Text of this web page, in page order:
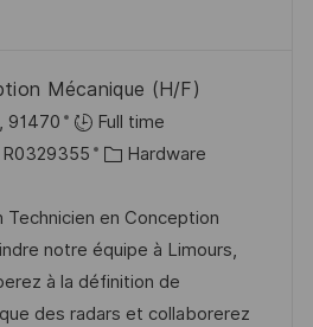
Mécanique (H/F)
91470
Full time
R0329355
K
t
e
g
o
Hardware
Technicien en Conception
notre équipe à Limours,
à la définition de
des radars et collaborerez